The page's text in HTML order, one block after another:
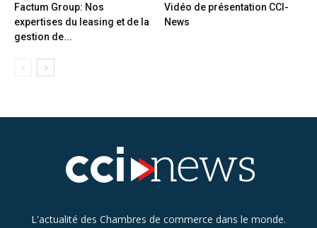
Factum Group: Nos
expertises du leasing et de la
gestion de...
Vidéo de présentation CCI-
News
L'actualité des Chambres de commerce dans le monde.